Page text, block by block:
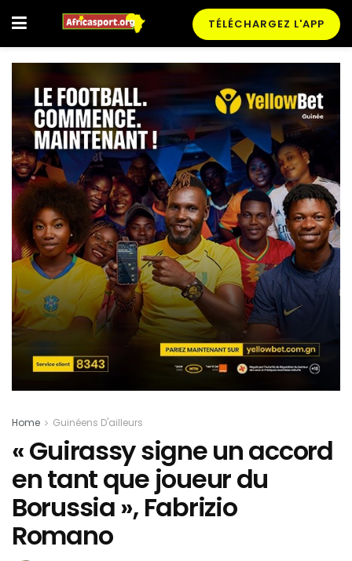
TÉLÉCHARGEZ L'APP
Home Guinéens D'ailleurs
« Guirassy signe un accord
en tant que joueur du
Borussia », Fabrizio
Romano